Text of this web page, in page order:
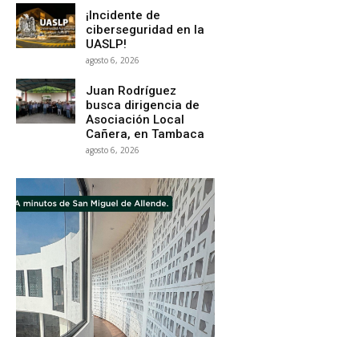
¡Incidente de
ciberseguridad en la
UASLP!
agosto 6, 2026
Juan Rodríguez
busca dirigencia de
Asociación Local
Cañera, en Tambaca
agosto 6, 2026